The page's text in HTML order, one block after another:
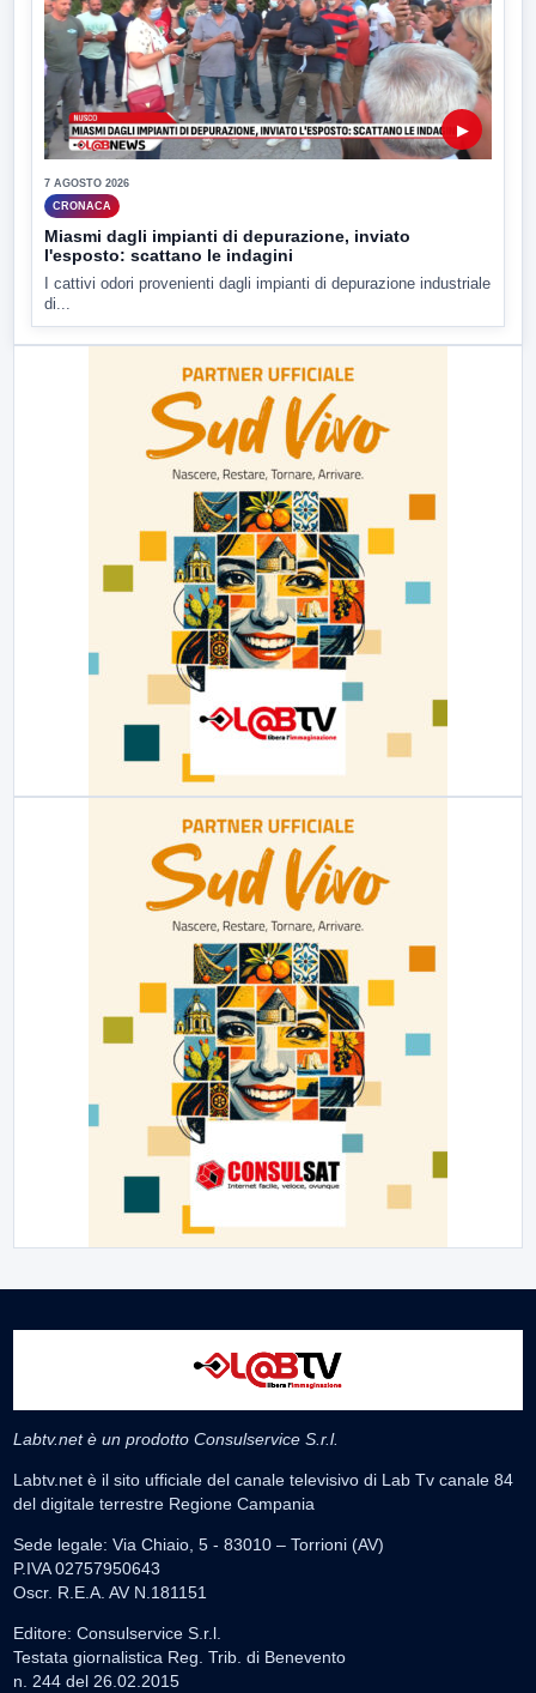
▶
7 AGOSTO 2026
CRONACA
Miasmi dagli impianti di depurazione, inviato
l'esposto: scattano le indagini
I cattivi odori provenienti dagli impianti di depurazione industriale
di...
Labtv.net è un prodotto Consulservice S.r.l.
Labtv.net è il sito ufficiale del canale televisivo di Lab Tv canale 84
del digitale terrestre Regione Campania
Sede legale: Via Chiaio, 5 - 83010 – Torrioni (AV)
P.IVA 02757950643
Oscr. R.E.A. AV N.181151
Editore: Consulservice S.r.l.
Testata giornalistica Reg. Trib. di Benevento
n. 244 del 26.02.2015